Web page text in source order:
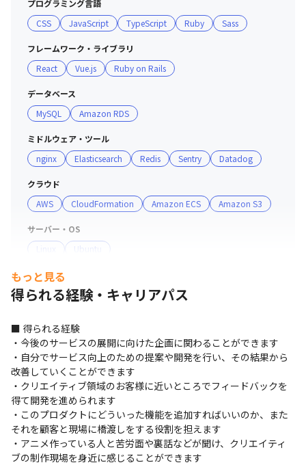
ますが、「2009年度未踏ユースエンジニア」でもある当
社の代表をはじめ、さまざまなバックグラウンドを持つマ
ネージャー層のサポートも受けられます
＜『Save Point』が目指していること＞
・本サービスを次の成長の柱と位置づけ、プロダクトの成
長を加速させる
・既にゲーム業界へはプロダクトの認知が進み導入社数も
増加傾向にありますが、サービスの改善によりさらなる成
長を実現させる
＜募集背景＞
『Save Point』はユーザー数を大幅に成長させるフェーズ
であり、開発チーム拡大とプロダクトの成長を進めていま
しかし、プロダクトの質向上に関わる新たな開発業務全般
が不足している状況です。
そこで、少数精鋭の開発チームでプロダクトを一緒に成長
させる、開発メンバーを新たに採用することになりまし
た。
■ 社風
・ベンチャーならではの風通しの良さが魅力です
・職種問わず常にノウハウや「おもしろいもの」を共有す
る機会が多く、活発なコミュニケーションを通じて成長し
ています
・クリエイティブ制作事業に所属する社員が多く、クリエ
プログラミング言語
CSS
JavaScript TypeScript Ruby Sass
フレームワーク・ライブラリ
React
Vue.js Ruby on Rails
データベース
MySQL
Amazon RDS
ミドルウェア・ツール
nginx
Elasticsearch Redis Sentry Datadog
クラウド
AWS
CloudFormation Amazon ECS Amazon S3
サーバー・OS
Linux
Ubuntu
開発手法
アジャイル
GitHub
Notion DocBase
コミュニケーションツール
Slack
支給PC
現場で選択可能（Windows/Mac）
もっと見る
得られる経験・キャリアパス
■ 得られる経験
・今後のサービスの展開に向けた企画に関わることができます
・自分でサービス向上のための提案や開発を行い、その結果から
改善していくことができます
・クリエイティブ領域のお客様に近いところでフィードバックを
得て開発を進められます
・このプロダクトにどういった機能を追加すればいいのか、また
それを顧客と現場に橋渡しをする役割を担えます
・アニメ作っている人と苦労面や裏話などが聞け、クリエイティ
ブの制作現場を身近に感じることができます